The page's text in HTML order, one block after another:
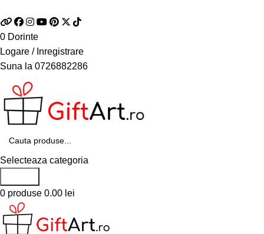
0 Dorinte
Logare / Inregistrare
Suna la 0726882286
Selecteaza categoria
0 produse 0.00 lei